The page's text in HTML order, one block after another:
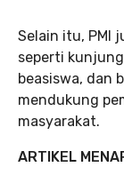
Selain itu, PMI
seperti
beasiswa, dan
mendukung
masyarakat.
ARTIKEL